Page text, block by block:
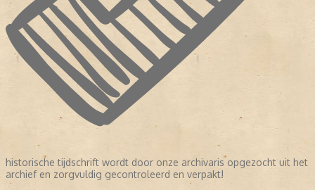
historische tijdschrift wordt door onze archivaris opgezocht uit het
archief en zorgvuldig gecontroleerd en verpakt!